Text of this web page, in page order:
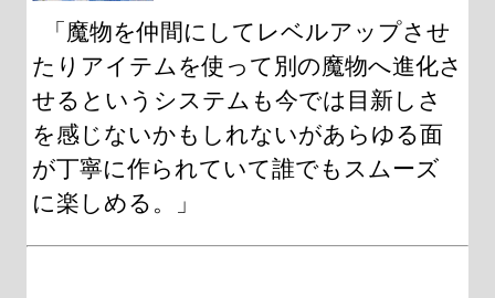
「魔物を仲間にしてレベルアップさせ
たりアイテムを使って別の魔物へ進化さ
せるというシステムも今では目新しさ
を感じないかもしれないがあらゆる面
が丁寧に作られていて誰でもスムーズ
に楽しめる。」